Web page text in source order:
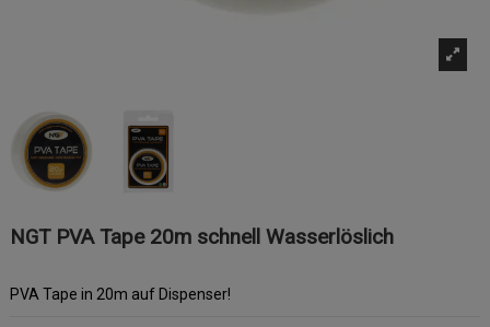
NGT PVA Tape 20m schnell Wasserlöslich
PVA Tape in 20m auf Dispenser!